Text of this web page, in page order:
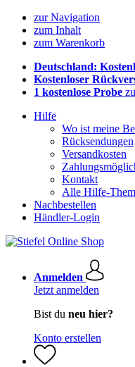
zur Navigation
zum Inhalt
zum Warenkorb
Deutschland:
Kostenloser
1 kostenlose Probe
Hilfe
Wo ist meine
Rücksendungen
Versandkosten
Kontakt
Alle Hilfe-
Nachbestellen
Händler-Login
Anmelden
Jetzt anmelden
Bist du neu hier?
Konto erstellen